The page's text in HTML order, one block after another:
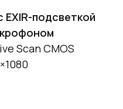
EXIR-подсветкой
Scan CMOS